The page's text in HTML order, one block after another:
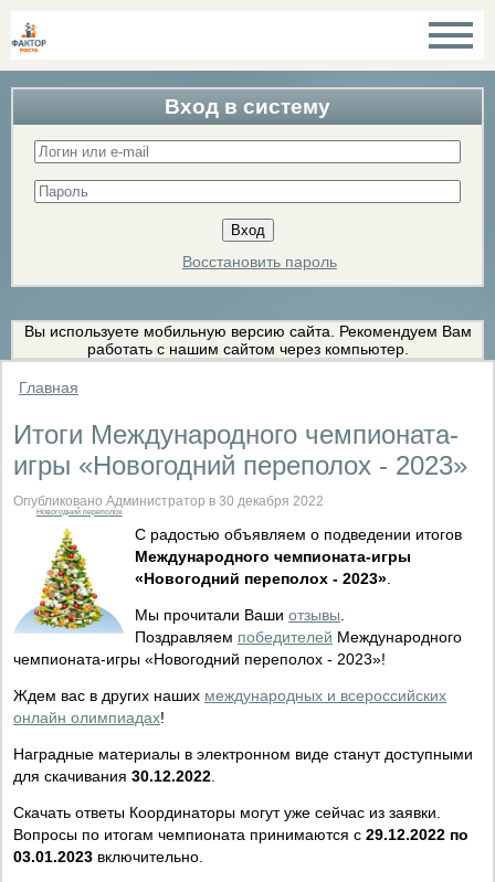
Вход в систему
Восстановить пароль
Вы используете мобильную версию сайта. Рекомендуем Вам
работать с нашим сайтом через компьютер.
Главная
Итоги Международного чемпионата-
игры «Новогодний переполох - 2023»
Опубликовано Администратор в 30 декабря 2022
Новогодний переполох
С радостью объявляем о подведении итогов
Международного чемпионата-игры
«Новогодний переполох - 2023»
Мы прочитали Ваши отзывы
Поздравляем победителей Международного
чемпионата-игры «Новогодний переполох - 2023»!
Ждем вас в других наших международных и всероссийских
онлайн олимпиадах!
Наградные материалы в электронном виде станут доступными
для скачивания 30.12.2022
Скачать ответы Координаторы могут уже сейчас из заявки.
Вопросы по итогам чемпионата принимаются с 29.12.2022 по
03.01.2023 включительно.